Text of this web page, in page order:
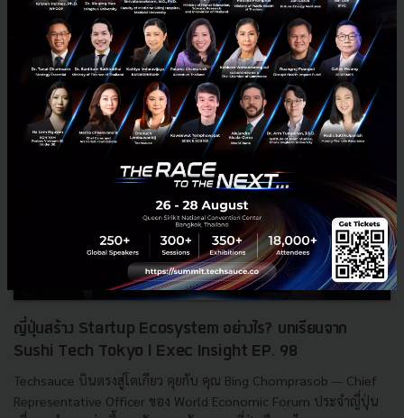
RELATED ARTICLE
ญี่ปุ่นสร้าง Startup Ecosystem อย่างไร? บทเรียนจาก
Sushi Tech Tokyo l Exec Insight EP. 98
Techsauce บินตรงสู่โตเกียว คุยกับ คุณ Bing Chomprasob — Chief
Representative Officer ของ World Economic Forum ประจำญี่ปุ่น